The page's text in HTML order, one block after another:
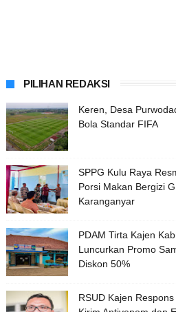
PILIHAN REDAKSI
Keren, Desa
Bola Standar FIFA
SPPG Kulu Raya
Porsi Makan Bergizi
Karanganyar
PDAM Tirta Kajen
Luncurkan Promo
Diskon 50%
RSUD Kajen